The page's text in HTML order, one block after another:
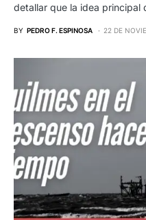
detallar que la idea principal
BY PEDRO F. ESPINOSA 22 DE